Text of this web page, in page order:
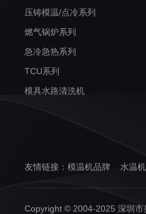
压铸模温/点冷系列
燃气锅炉系列
急冷急热系列
TCU系列
模具水路清洗机
友情链接：模温机品牌 水温
Copyright © 2004-2025 深圳